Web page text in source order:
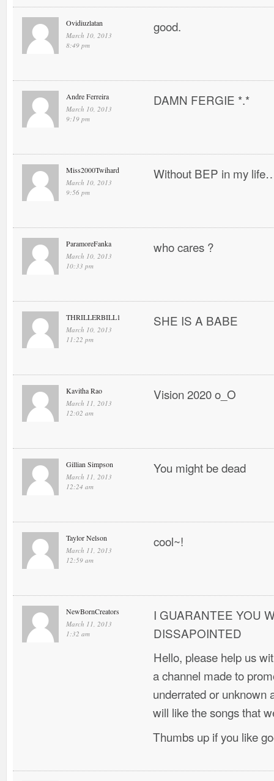
Ovidiuzlatan
March 10, 2013
8:49 pm
good.
Andre Ferreira
March 10, 2013
9:19 pm
DAMN FERGIE *.*
Miss2000Twihard
March 10, 2013
9:56 pm
Without BEP in my
ParamoreFanka
March 10, 2013
10:33 pm
who cares ?
THRILLERBILL1
March 10, 2013
11:22 pm
SHE IS A BABE
Kavitha Rao
March 11, 2013
12:02 am
Vision 2020 o_O
Gillian Simpson
March 11, 2013
12:24 am
You might be dead
Taylor Nelson
March 11, 2013
12:59 am
cool~!
NewBornCreators
March 11, 2013
1:32 am
I GUARANTEE YOU
DISSAPOINTED
Hello, please help us
a channel made to
underrated or unknown
will like the songs that
Thumbs up if you like